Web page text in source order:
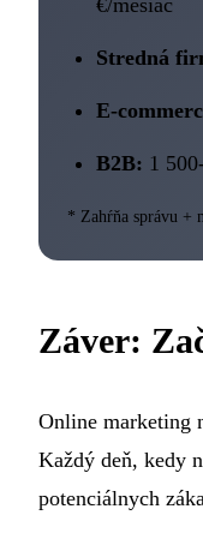
€/mesiac
Stredná
E-
B2B: 1
* Zahŕňa správu +
Záver:
Online marketing
Každý deň, kedy
potenciálnych